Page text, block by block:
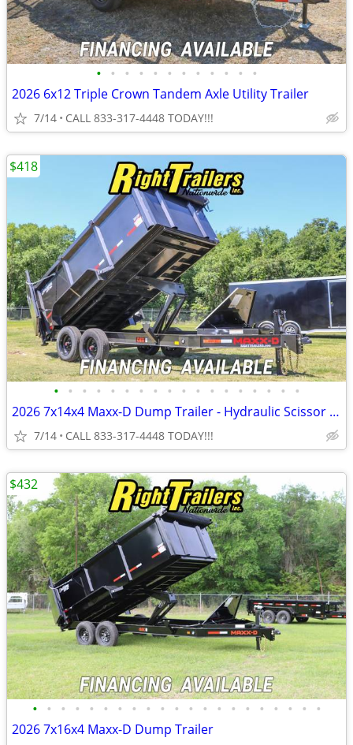
• • • • • • • • • • • •
2026 6x12 Triple Crown Tandem Axle Utility Trailer
7/14 CALL 833-317-4448 TODAY!!!
• • • • • • • • • • • • • • • • • •
2026 7x14x4 Maxx-D Dump Trailer - Hydraulic Scissor lift
7/14 CALL 833-317-4448 TODAY!!!
$418
• • • • • • • • • • • • • • • • • • • • •
2026 7x16x4 Maxx-D Dump Trailer
$432